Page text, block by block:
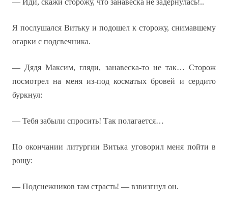
— Иди, скажи сторожу, что занавеска не задернулась!..
Я послушался Витьку и подошел к сторожу, снимавшему
огарки с подсвечника.
— Дядя Максим, гляди, занавеска-то не так… Сторож
посмотрел на меня из-под косматых бровей и сердито
буркнул:
— Тебя забыли спросить! Так полагается…
По окончании литургии Витька уговорил меня пойти в
рощу:
— Подснежников там страсть! — взвизгнул он.